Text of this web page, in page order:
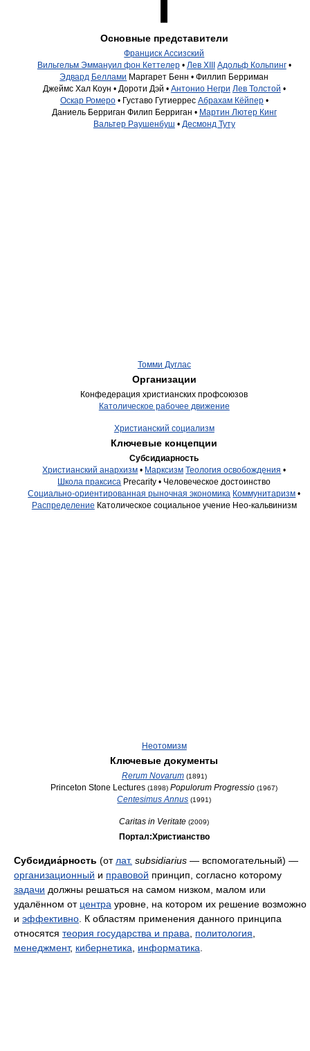
Основные представители
Франциск Ассизский
Вильгельм Эммануил фон Кеттелер• Лев XIII Адольф Кольпинг•
Эдвард Беллами Маргарет Бенн • Филлип Берриман
Джеймс Хал Коун • Дороти Дэй • Антонио Негри Лев Толстой •
Оскар Ромеро• Густаво Гутиеррес Абрахам Кёйпер•
Даниель Берриган Филип Берриган • Мартин Лютер Кинг
Вальтер Раушенбуш • Десмонд Туту
Томми Дуглас
Организации
Конфедерация христианских профсоюзов
Католическое рабочее движение
Христианский социализм
Ключевые концепции
Субсидиарность
Христианский анархизм • Марксизм Теология освобождения •
Школа праксиса Precarity • Человеческое достоинство
Социально-ориентированная рыночная экономика Коммунитаризм •
Распределение Католическое социальное учение Нео-кальвинизм
Неотомизм
Ключевые документы
Rerum Novarum (1891)
Princeton Stone Lectures(1898) Populorum Progressio (1967)
Centesimus Annus (1991)
Caritas in Veritate (2009)
Портал:Христианство
Субсидиа́рность (отлат. subsidiarius — вспомогательный) —
организационный и правовой принцип, согласно которому
задачи должны решаться на самом низком, малом или
удалённом от центра уровне, на котором их решение возможно
и эффективно. К областям применения данного принципа
относятся теория государства и права, политология,
менеджмент, кибернетика, информатика.